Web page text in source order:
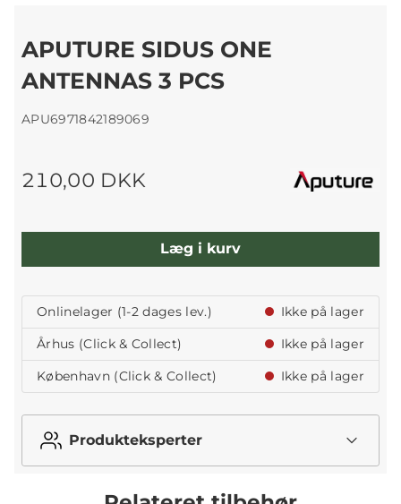
APUTURE SIDUS ONE
ANTENNAS 3 PCS
APU6971842189069
210,00 DKK
Læg i kurv
Onlinelager (1-2 dages lev.)
Ikke på lager
Århus (Click & Collect)
Ikke på lager
København (Click & Collect)
Ikke på lager
Produkteksperter